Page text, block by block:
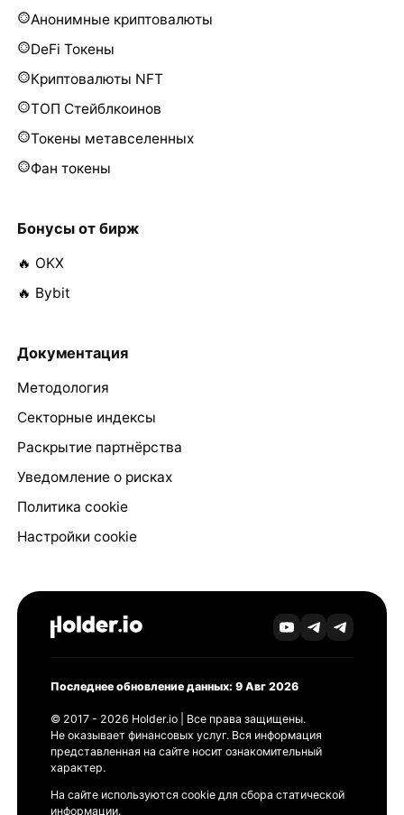
Анонимные криптовалюты
DeFi Токены
Криптовалюты NFT
ТОП Стейблкоинов
Токены метавселенных
Фан токены
Бонусы от бирж
🔥 OKX
🔥 Bybit
Документация
Методология
Секторные индексы
Раскрытие партнёрства
Уведомление о рисках
Политика cookie
Настройки cookie
Последнее обновление данных: 9 Авг 2026
© 2017 - 2026 Holder.io | Все права защищены.
Не оказывает финансовых услуг. Вся информация
представленная на сайте носит ознакомительный
характер.
На сайте используются cookie для сбора статической
информации.